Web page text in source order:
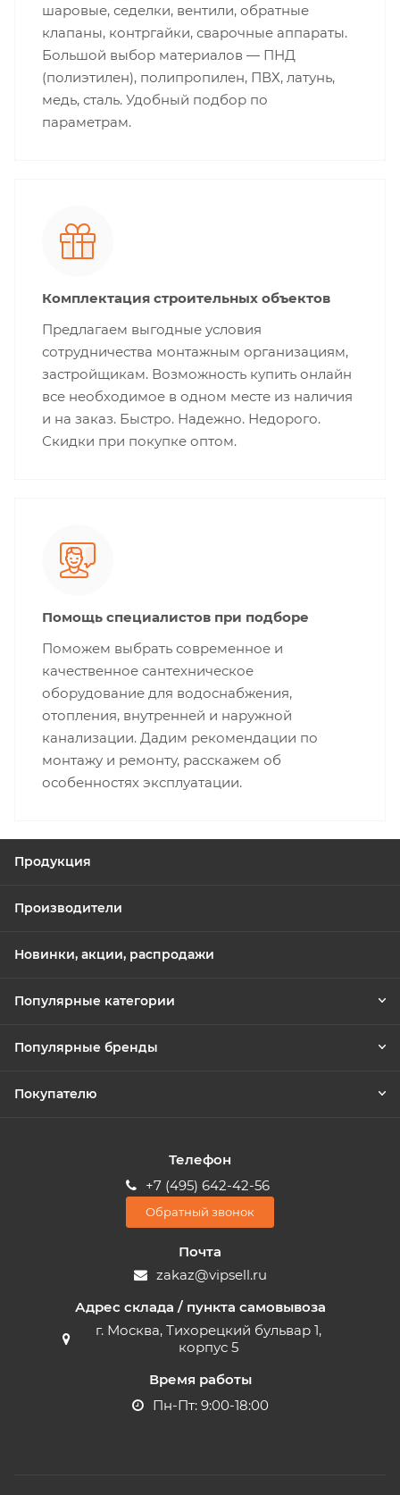
шаровые, седелки, вентили, обратные
клапаны, контргайки, сварочные аппараты.
Большой выбор материалов — ПНД
(полиэтилен), полипропилен, ПВХ, латунь,
медь, сталь. Удобный подбор по
параметрам.
Комплектация строительных объектов
Предлагаем выгодные условия
сотрудничества монтажным организациям,
застройщикам. Возможность купить онлайн
все необходимое в одном месте из наличия
и на заказ. Быстро. Надежно. Недорого.
Скидки при покупке оптом.
Помощь специалистов при подборе
Поможем выбрать современное и
качественное сантехническое
оборудование для водоснабжения,
отопления, внутренней и наружной
канализации. Дадим рекомендации по
монтажу и ремонту, расскажем об
особенностях эксплуатации.
Продукция
Производители
Новинки, акции, распродажи
Популярные категории
Популярные бренды
Покупателю
Телефон
+7 (495) 642-42-56
Обратный звонок
Почта
zakaz@vipsell.ru
Адрес склада / пункта самовывоза
г. Москва, Тихорецкий бульвар 1,
корпус 5
Время работы
Пн-Пт: 9:00-18:00